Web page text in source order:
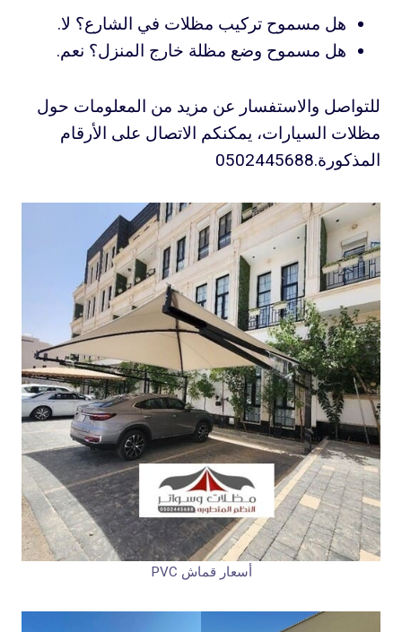
هل مسموح تركيب مظلات في الشارع؟ لا.
هل مسموح وضع مظلة خارج المنزل؟ نعم.
للتواصل والاستفسار عن مزيد من المعلومات حول
مظلات السيارات، يمكنكم الاتصال على الأرقام
المذكورة.0502445688
أسعار قماش PVC